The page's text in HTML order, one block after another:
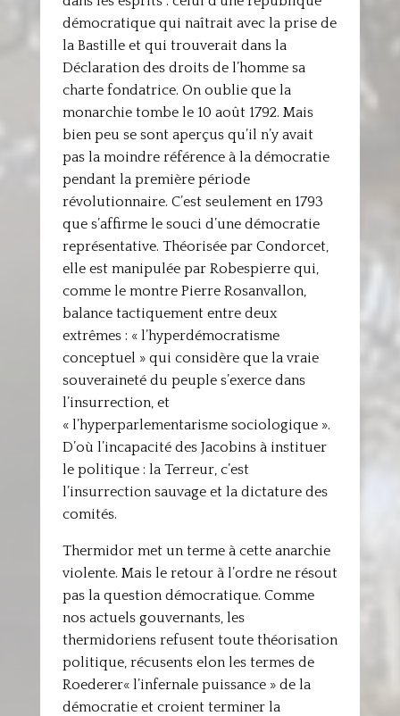
démocratique qui naîtrait avec la prise de
la Bastille et qui trouverait dans la
Déclaration des droits de l’homme sa
charte fondatrice. On oublie que la
monarchie tombe le 10 août 1792. Mais
bien peu se sont aperçus qu’il n’y avait
pas la moindre référence à la démocratie
pendant la première période
révolutionnaire. C’est seulement en 1793
que s’affirme le souci d’une démocratie
représentative. Théorisée par Condorcet,
elle est manipulée par Robespierre qui,
comme le montre Pierre Rosanvallon,
balance tactiquement entre deux
extrêmes : « l’hyperdémocratisme
conceptuel » qui considère que la vraie
souveraineté du peuple s’exerce dans
l’insurrection, et
« l’hyperparlementarisme sociologique ».
D’où l’incapacité des Jacobins à instituer
le politique : la Terreur, c’est
l’insurrection sauvage et la dictature des
comités.
Thermidor met un terme à cette anarchie
violente. Mais le retour à l’ordre ne résout
pas la question démocratique. Comme
nos actuels gouvernants, les
thermidoriens refusent toute théorisation
politique, récusents elon les termes de
Roederer« l’infernale puissance » de la
démocratie et croient terminer la